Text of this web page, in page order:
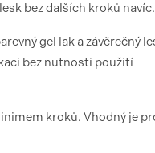
bez dalších kroků navíc.
gel lak a závěrečný
bez nutnosti použití
kroků. Vhodný je